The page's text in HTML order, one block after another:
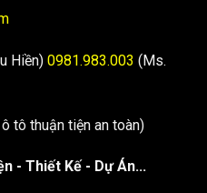
Hiền) 0981.983.003 (Ms.
tô thuận tiện an toàn)
- Thiết Kế - Dự Án...